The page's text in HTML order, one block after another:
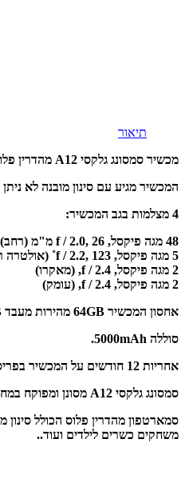
תיאור
מכשיר סמסונג גלקסי A12 מהדרין פלוס.
המכשיר מגיע עם סינון מובנה לא
4 מצלמות בגב המכשיר:
48 מגה פיקסל, f / 2.0, 26 מ"מ (רחב), AF
5 מגה פיקסל, f / 2.2, 123˚ (אולטרה רחב)
2 מגה פיקסל, f / 2.4, (מאקרו)
2 מגה פיקסל, f / 2.4, (עומק)
אחסון המכשיר 64GB מהירות מעבד 4GB.
סוללה 5000mAh.
אחריות 12 חודשים על המכשיר בפריסה ארצית ע"י היבואן.
סמסונג גלקסי A12 מסונן ומפוקח במחיר משתלם לכל כיס.
משחקים כשרים לילדים ועוד..